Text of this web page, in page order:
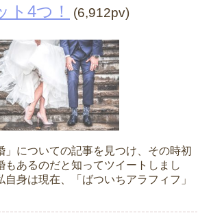
ト4つ！
(6,912pv)
」についての記事を見つけ、その時初
もあるのだと知ってツイートしまし
自身は現在、「ばついちアラフィフ」